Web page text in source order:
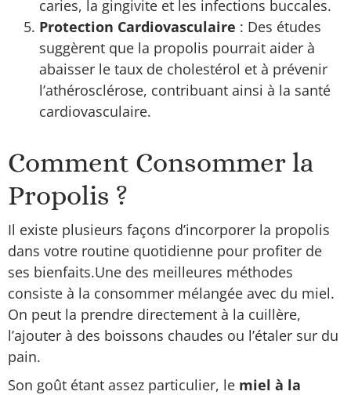
caries, la gingivite et les infections buccales.
Protection Cardiovasculaire : Des études
suggèrent que la propolis pourrait aider à
abaisser le taux de cholestérol et à prévenir
l’athérosclérose, contribuant ainsi à la santé
cardiovasculaire.
Comment Consommer la
Propolis ?
Il existe plusieurs façons d’incorporer la propolis
dans votre routine quotidienne pour profiter de
ses bienfaits.Une des meilleures méthodes
consiste à la consommer mélangée avec du miel.
On peut la prendre directement à la cuillère,
l’ajouter à des boissons chaudes ou l’étaler sur du
pain.
Son goût étant assez particulier, le miel à la